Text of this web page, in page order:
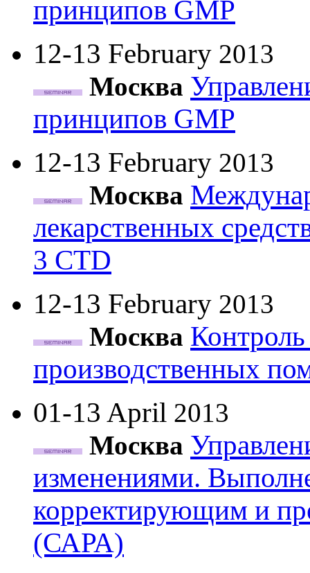
принципов GMP
12-13 February 2013
Москва
принципов GMP
12-13 February 2013
Москва
лекарственных
3 CTD
12-13 February 2013
Москва
производственных
01-13 April 2013
Москва
изменениями.
корректирующим и
(САРА)